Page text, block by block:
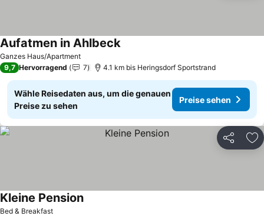
Ganzes Haus/Apartment
Aufatmen in AhlbeckPreise sehen
9,7 Hervorragend 7 4.1 km bis Heringsdorf Sportstrand
Wähle Reisedaten aus, um die genauen
Preise zu sehen
Preise sehen
Teilen
Bed & Breakfast
Kleine PensionPreise sehen